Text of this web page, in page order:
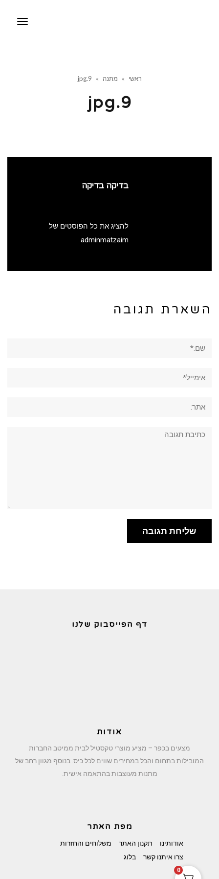
תפריט
ראשי » מתנה »
9.jpg
9.jpg
בדיקה בדיקה
להציג את כל הפוסטים של
adminmatzaim
השארת תגובה
דף הפייסבוק שלנו
אודות
מצעים בכפר – מציע מוצרי טקסטיל לבית ממיטב החברות
המובילות בתחום והכל במחירים שווים לכל כיס. בנוסף מגוון רחב של
מתנות מעוצבות בהתאמה אישית.
מפת האתר
אודותינו תקנון האתר
משלוחים והחזרות
צרו איתנו קשר
בלוג
0